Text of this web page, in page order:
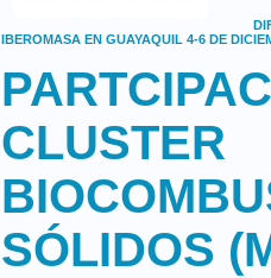
IBEROMASA EN GUAYAQUIL 4-6 DE
CLUSTER
SÓLIDOS